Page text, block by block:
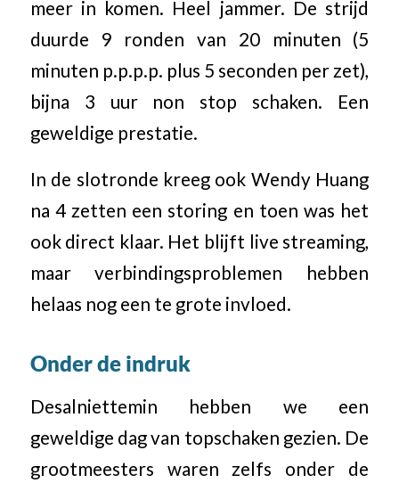
meer in komen. Heel jammer. De strijd
duurde 9 ronden van 20 minuten (5
minuten p.p.p.p. plus 5 seconden per zet),
bijna 3 uur non stop schaken. Een
geweldige prestatie.
In de slotronde kreeg ook Wendy Huang
na 4 zetten een storing en toen was het
ook direct klaar. Het blijft live streaming,
maar verbindingsproblemen hebben
helaas nog een te grote invloed.
Onder de indruk
Desalniettemin hebben we een
geweldige dag van topschaken gezien. De
grootmeesters waren zelfs onder de